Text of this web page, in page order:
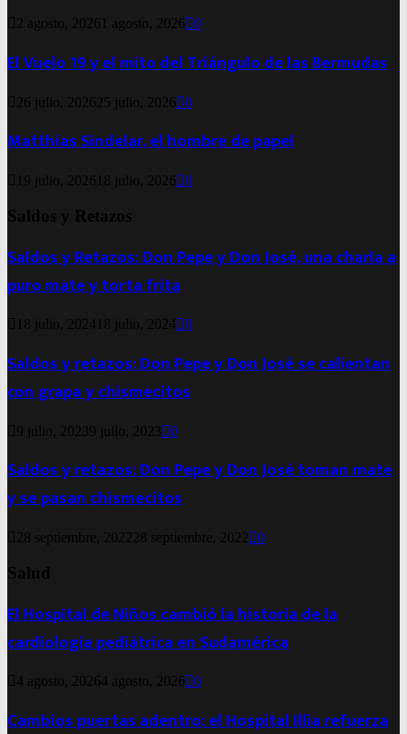
2 agosto, 2026 1 agosto, 2026 0
El Vuelo 19 y el mito del Triángulo de las Bermudas
26 julio, 2026 25 julio, 2026 0
Matthias Sindelar, el hombre de papel
19 julio, 2026 18 julio, 2026 0
Saldos y Retazos
Saldos y Retazos: Don Pepe y Don José, una charla a
puro mate y torta frita
18 julio, 2024 18 julio, 2024 0
Saldos y retazos: Don Pepe y Don José se calientan
con grapa y chismecitos
9 julio, 20239 julio, 2023 0
Saldos y retazos: Don Pepe y Don José toman mate
y se pasan chismecitos
28 septiembre, 2022 28 septiembre, 2022 0
Salud
El Hospital de Niños cambió la historia de la
cardiología pediátrica en Sudamérica
4 agosto, 20264 agosto, 2026 0
Cambios puertas adentro: el Hospital Illia refuerza